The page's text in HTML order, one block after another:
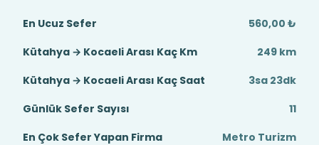
En Ucuz Sefer
560,00 ₺
Kütahya → Kocaeli Arası Kaç Km
249 km
Kütahya → Kocaeli Arası Kaç Saat
3sa 23dk
Günlük Sefer Sayısı
11
En Çok Sefer Yapan Firma
Metro Turizm